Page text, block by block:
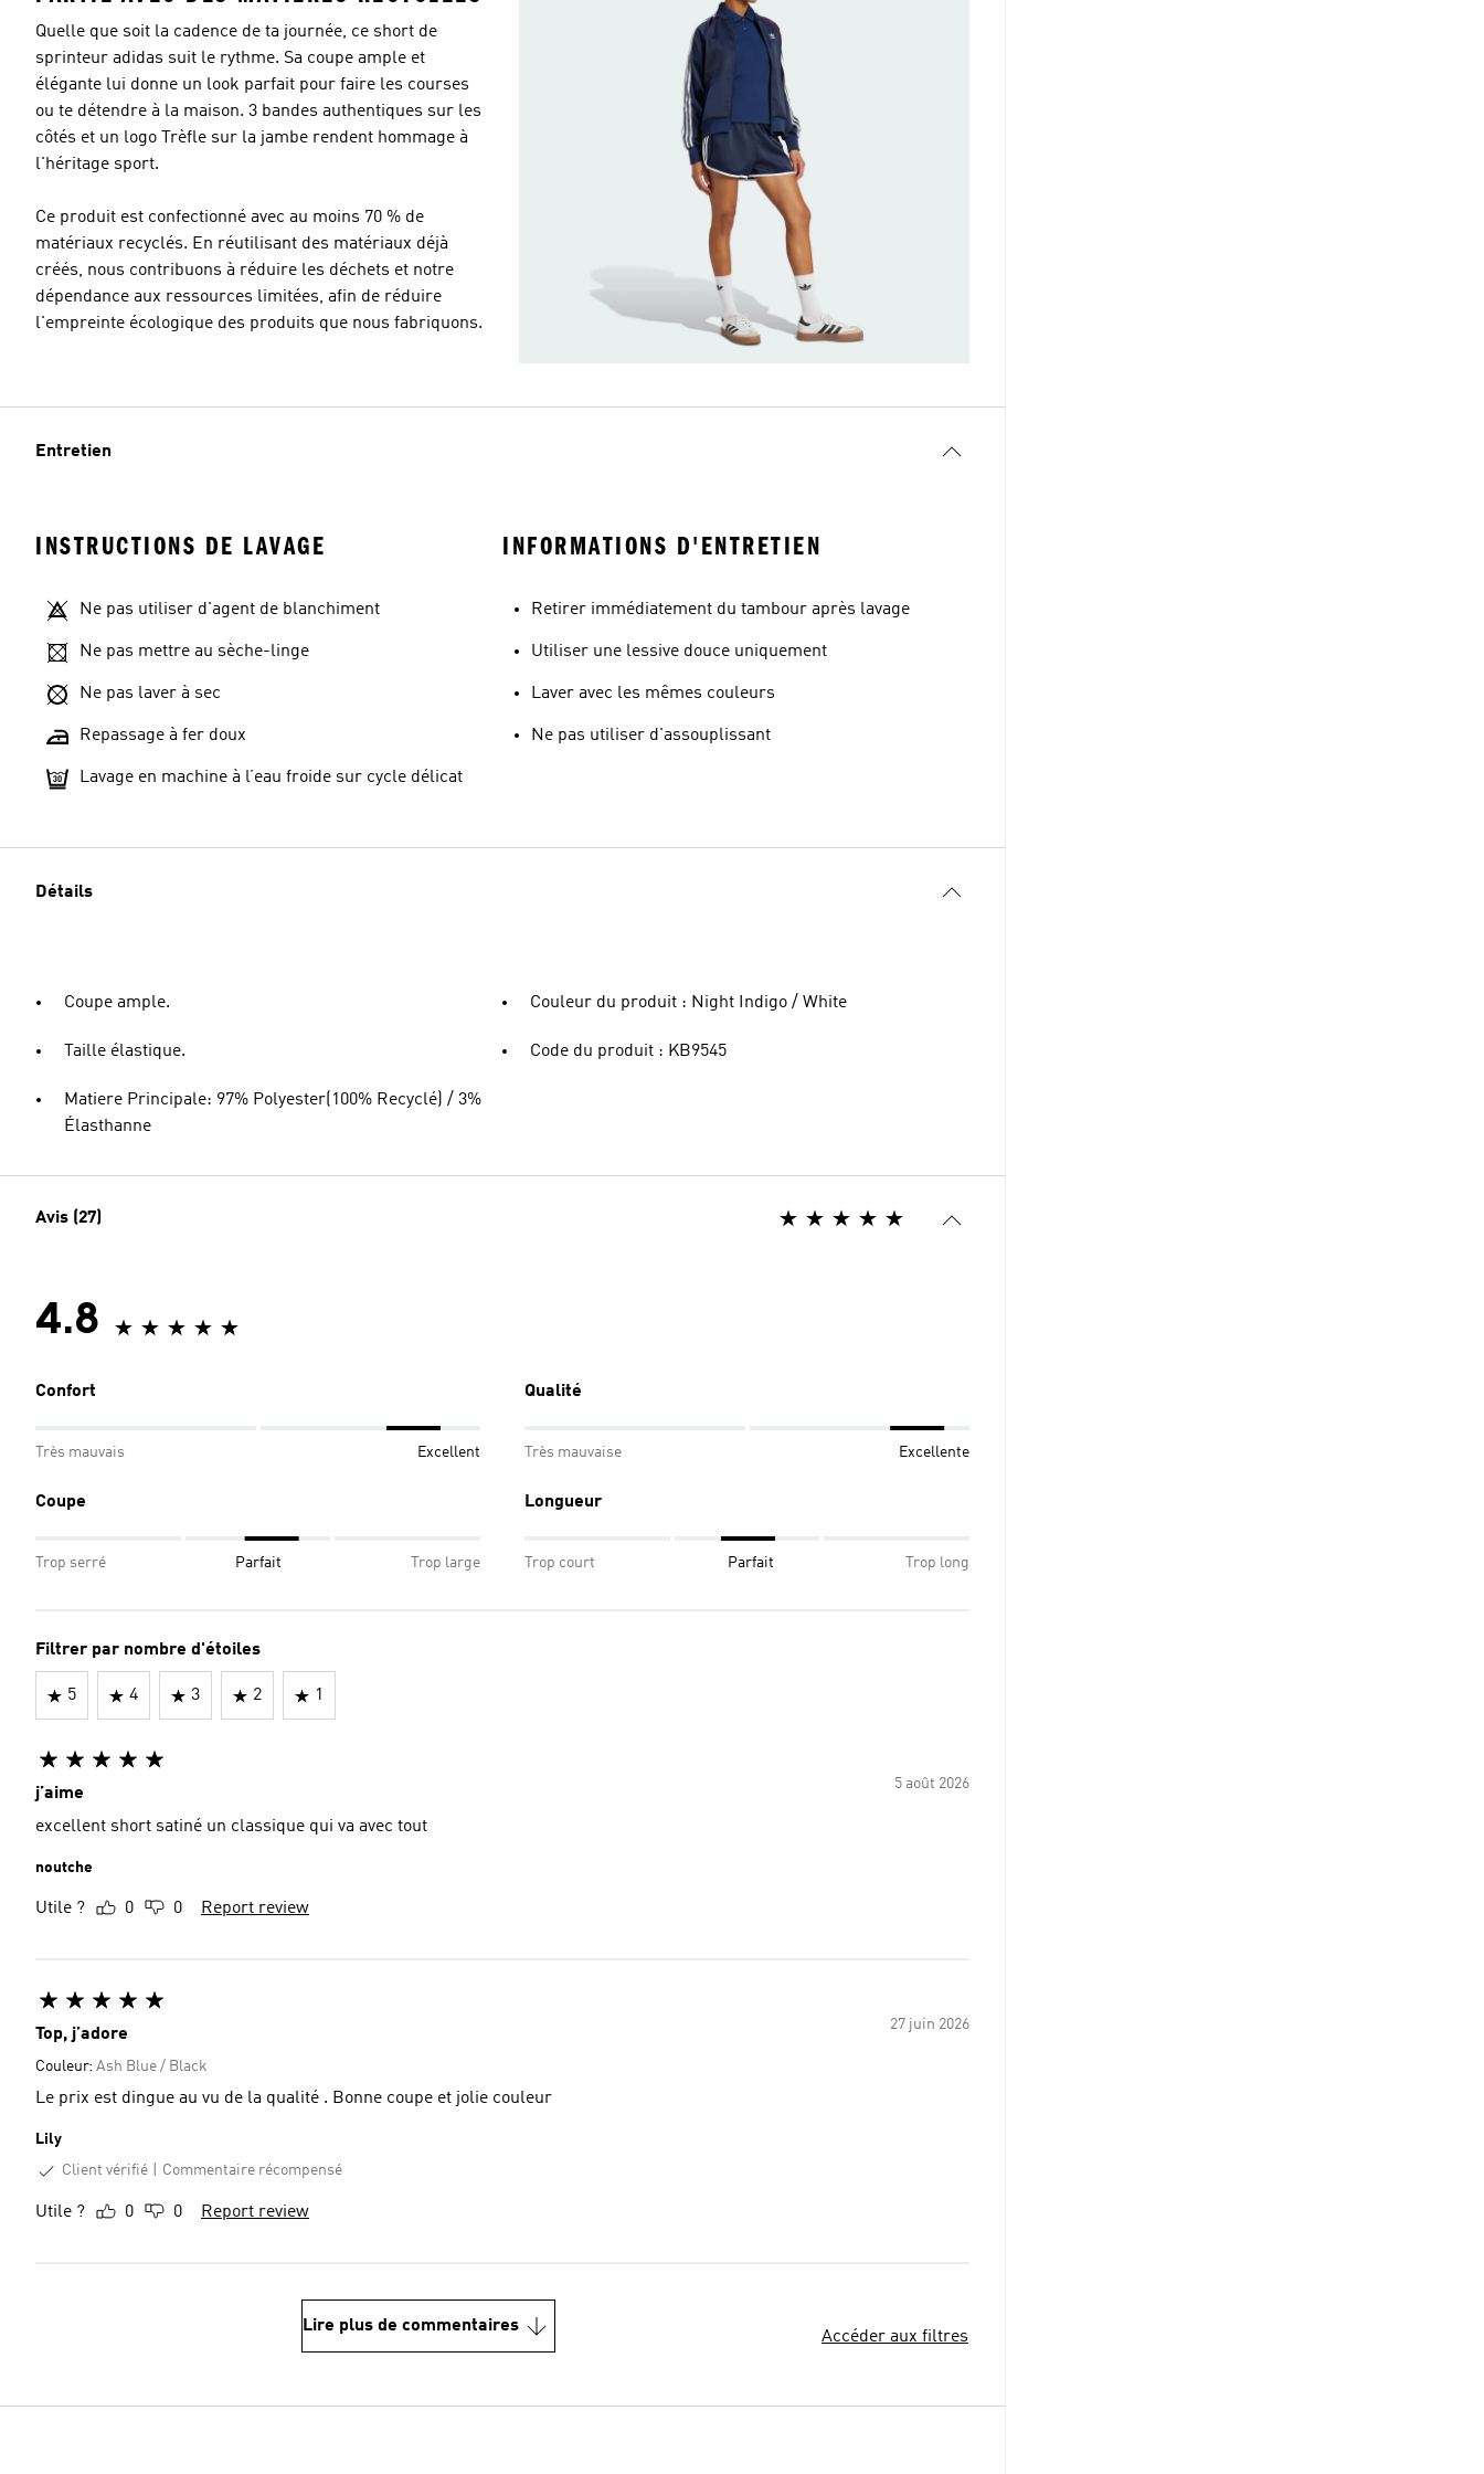
Quelle que soit la cadence de ta journée, ce short de
sprinteur adidas suit le rythme. Sa coupe ample et
élégante lui donne un look parfait pour faire les courses
ou te détendre à la maison. 3 bandes authentiques sur les
côtés et un logo Trèfle sur la jambe rendent hommage à
l'héritage sport.
Ce produit est confectionné avec au moins 70 % de
matériaux recyclés. En réutilisant des matériaux déjà
créés, nous contribuons à réduire les déchets et notre
dépendance aux ressources limitées, afin de réduire
l'empreinte écologique des produits que nous fabriquons.
Entretien
INSTRUCTIONS DE LAVAGE
Ne pas utiliser d'agent de blanchiment
Ne pas mettre au sèche-linge
Ne pas laver à sec
Repassage à fer doux
Lavage en machine à l’eau froide sur cycle délicat
INFORMATIONS D'ENTRETIEN
Retirer immédiatement du tambour après lavage
Utiliser une lessive douce uniquement
Laver avec les mêmes couleurs
Ne pas utiliser d'assouplissant
Détails
Coupe ample.
Taille élastique.
Matiere Principale: 97% Polyester(100% Recyclé) / 3%
Élasthanne
Couleur du produit : Night Indigo / White
Code du produit : KB9545
Avis (27)
4.8
Confort
Très mauvais Excellent
Qualité
Très mauvaise Excellente
Coupe
Trop serré Parfait Trop large
Longueur
Trop court Parfait Trop long
Filtrer par nombre d'étoiles
5 4 3 2 1
5 août 2026
j’aime
excellent short satiné un classique qui va avec tout
noutche
Utile ? 0 0 Report review
27 juin 2026
Top, j’adore
Couleur: Ash Blue / Black
Le prix est dingue au vu de la qualité . Bonne coupe et jolie couleur
Lily
Client vérifié
Commentaire récompensé
Utile ? 0 0 Report review
Lire plus de commentaires
Accéder aux filtres